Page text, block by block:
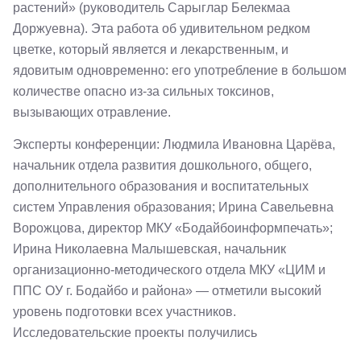
растений» (руководитель Сарыглар Белекмаа
Доржуевна). Эта работа об удивительном редком
цветке, который является и лекарственным, и
ядовитым одновременно: его употребление в большом
количестве опасно из-за сильных токсинов,
вызывающих отравление.
Эксперты конференции: Людмила Ивановна Царёва,
начальник отдела развития дошкольного, общего,
дополнительного образования и воспитательных
систем Управления образования; Ирина Савельевна
Ворожцова, директор МКУ «Бодайбоинформпечать»;
Ирина Николаевна Малышевская, начальник
организационно-методического отдела МКУ «ЦИМ и
ППС ОУ г. Бодайбо и района» — отметили высокий
уровень подготовки всех участников.
Исследовательские проекты получились